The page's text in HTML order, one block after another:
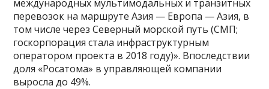
международных мультимодальных и транзитных
перевозок на маршруте Азия — Европа — Азия, в
том числе через Северный морской путь (СМП;
госкорпорация стала инфраструктурным
оператором проекта в 2018 году)». Впоследствии
доля «Росатома» в управляющей компании
выросла до 49%.